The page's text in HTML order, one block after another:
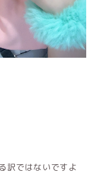
訳ではないですよ